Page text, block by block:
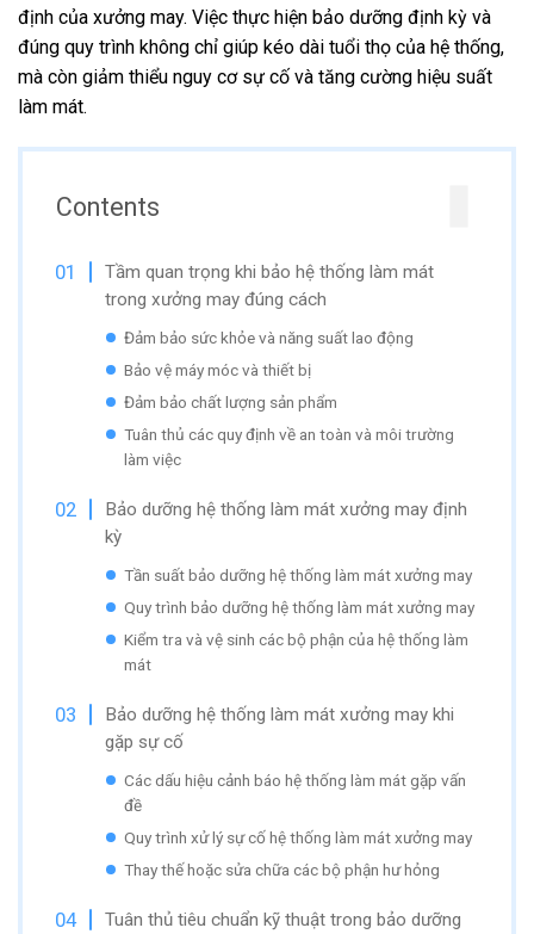
định của xưởng may. Việc thực hiện bảo dưỡng định kỳ và
đúng quy trình không chỉ giúp kéo dài tuổi thọ của hệ thống,
mà còn giảm thiểu nguy cơ sự cố và tăng cường hiệu suất
làm mát.
Contents
Tầm quan trọng khi bảo hệ thống làm mát
trong xưởng may đúng cách
Đảm bảo sức khỏe và năng suất lao động
Bảo vệ máy móc và thiết bị
Đảm bảo chất lượng sản phẩm
Tuân thủ các quy định về an toàn và môi trường
làm việc
Bảo dưỡng hệ thống làm mát xưởng may định
kỳ
Tần suất bảo dưỡng hệ thống làm mát xưởng may
Quy trình bảo dưỡng hệ thống làm mát xưởng may
Kiểm tra và vệ sinh các bộ phận của hệ thống làm
mát
Bảo dưỡng hệ thống làm mát xưởng may khi
gặp sự cố
Các dấu hiệu cảnh báo hệ thống làm mát gặp vấn
đề
Quy trình xử lý sự cố hệ thống làm mát xưởng may
Thay thế hoặc sửa chữa các bộ phận hư hỏng
Tuân thủ tiêu chuẩn kỹ thuật trong bảo dưỡng